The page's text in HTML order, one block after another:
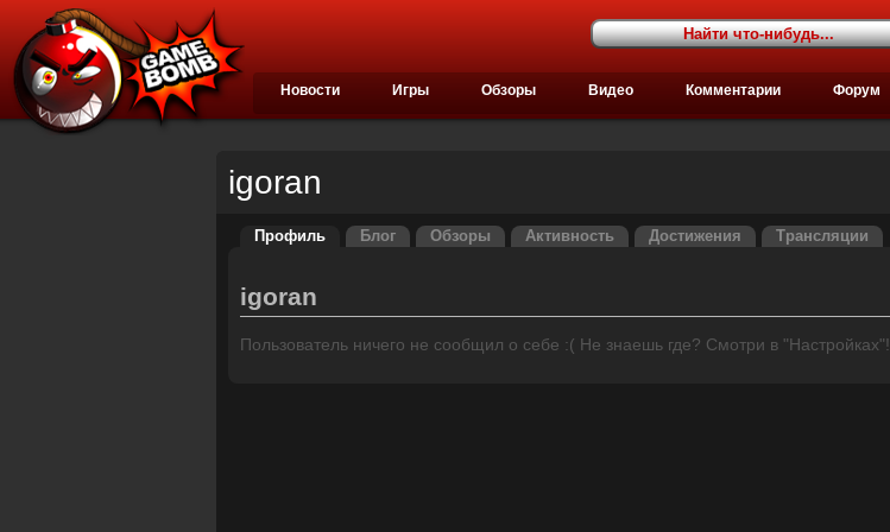
Новости Игры Обзоры Видео Комментарии Форум
igoran
Профиль Блог Обзоры Активность Достижения Трансляции
igoran
Пользователь ничего не сообщил о себе :( Не знаешь где? Смотри в "Настройках"!